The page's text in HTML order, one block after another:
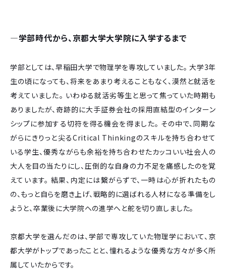
―学部時代から、京都大学大学院に入学するまで
学部としては、早稲田大学で物理学を専攻していました。 大学3年
生の頃になっても、将来をあまり考えることもなく、漠然と就活を
考えていました。 いわゆる就活劣等生と思って焦っていた時期も
ありましたが、奇跡的に大手証券会社の採用直結型のインターン
シップに参加する切符を得る機会を得ました。 その中で、同期な
がらにきりっと尖るCritical Thinkingのスキルを持ち合わせて
いる学生、優秀ながらも余裕を持ち合わせたカッコいい社会人の
大人を目の当たりにし、圧倒的な自身の力不足を痛感したのを覚
えています。 結果、内定には繋がらずで、一時は心が折れたもの
の、もっと自らを磨き上げ、戦略的に選ばれる人材になる準備をし
ようと、卒業後に大学院への進学へと舵を切り直しました。
京都大学を選んだのは、学部で専攻していた物理学において、京
都大学がトップであったことと、憧れるような優秀な方々が多く所
属していたからです。